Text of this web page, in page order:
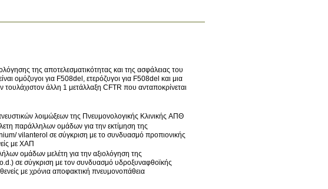
της αποτελεσματικότητας και της ασφάλειας του
ομόζυγοι για F508del, ετερόζυγοι για F508del και μια
τουλάχιστον άλλη 1 μετάλλαξη CFTR που ανταποκρίνεται
λοιμώξεων της Πνευμονολογικής Κλινικής ΑΠΘ
παράλληλων ομάδων για την εκτίμηση της
vilanterol σε σύγκριση με το συνδυασμό προπιονικής
με ΧΑΠ
ομάδων μελέτη για την αξιολόγηση της
σε σύγκριση με τον συνδυασμό υδροξυναφθοϊκής
με χρόνια αποφακτική πνευμονοπάθεια